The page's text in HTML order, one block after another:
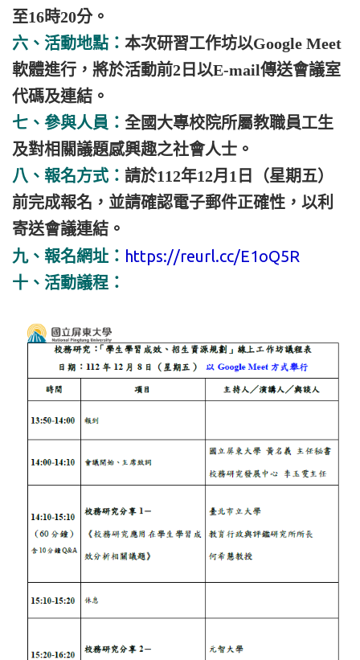
至16時20分。
六、活動地點： 本次研習工作坊以Google Meet
軟體進行，將於活動前2日以E-mail傳送會議室
代碼及連結。
七、參與人員： 全國大專校院所屬教職員工生
及對相關議題感興趣之社會人士。
八、報名方式： 請於112年12月1日（星期五）
前完成報名，並請確認電子郵件正確性，以利
寄送會議連結。
九、報名網址： https://reurl.cc/E1oQ5R
十、活動議程：